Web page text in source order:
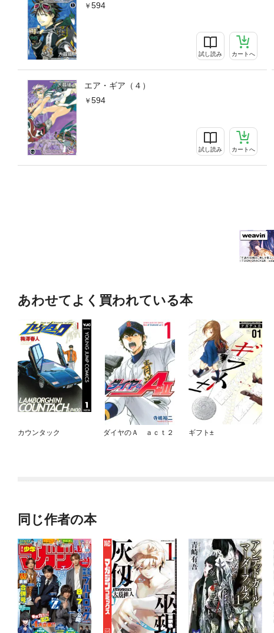
594
試し読み カートへ
エア・ギア（４）
594
試し読み カートへ
あわせてよく買われている本
カウンタック ダイヤのＡ ａｃｔ２ ギフト±
同じ作者の本